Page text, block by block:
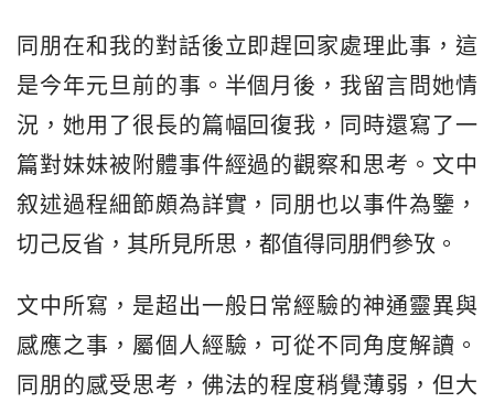
同朋在和我的對話後立即趕回家處理此事，這
是今年元旦前的事。半個月後，我留言問她情
況，她用了很長的篇幅回復我，同時還寫了一
篇對妹妹被附體事件經過的觀察和思考。文中
叙述過程細節頗為詳實，同朋也以事件為鑒，
切己反省，其所見所思，都值得同朋們參攷。
文中所寫，是超出一般日常經驗的神通靈異與
感應之事，屬個人經驗，可從不同角度解讀。
同朋的感受思考，佛法的程度稍覺薄弱，但大